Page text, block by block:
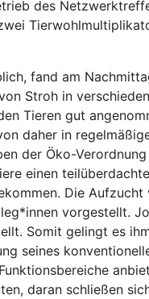
des
fand am
Stroh in
Tieren gut
daher in
der Öko-
einen
Die
vorgestellt.
Somit gelingt es
seines
daran schließen